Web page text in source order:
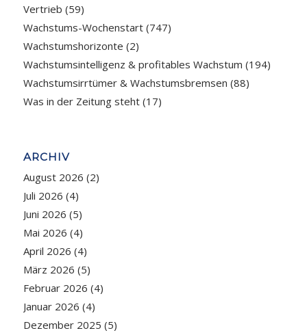
Vertrieb (59)
Wachstums-Wochenstart(747)
Wachstumshorizonte (2)
Wachstumsintelligenz & profitables Wachstum (194)
Wachstumsirrtümer & Wachstumsbremsen (88)
Was in der Zeitung steht(17)
ARCHIV
August 2026 (2)
Juli 2026 (4)
Juni 2026 (5)
Mai 2026 (4)
April 2026 (4)
März 2026 (5)
Februar 2026 (4)
Januar 2026 (4)
Dezember 2025 (5)